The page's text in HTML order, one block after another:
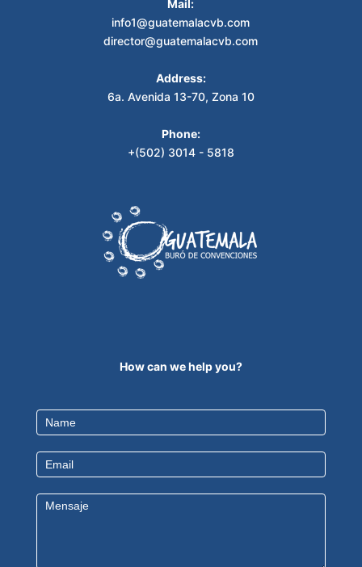
Mail:
info1@guatemalacvb.com
director@guatemalacvb.com
Address:
6a. Avenida 13-70, Zona 10
Phone:
+(502) 3014 - 5818
How can we help you?
Contact
Us
EN